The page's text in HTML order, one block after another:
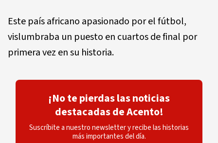
Este país africano apasionado por el fútbol,
vislumbraba un puesto en cuartos de final por
primera vez en su historia.
¡No te pierdas las noticias
destacadas de Acento!
Suscríbite a nuestro newsletter y recibe las historias
más importantes del día.